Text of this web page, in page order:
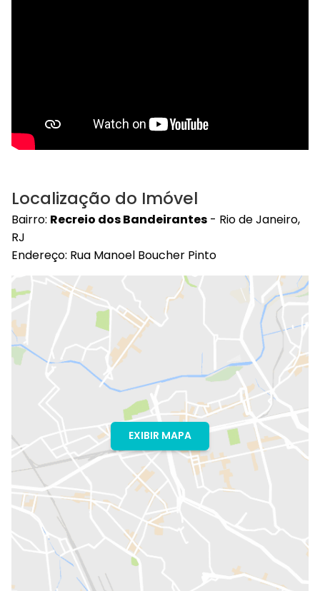
Localização do Imóvel
Bairro: Recreio dos Bandeirantes - Rio de Janeiro,
RJ
Endereço: Rua Manoel Boucher Pinto
EXIBIR MAPA